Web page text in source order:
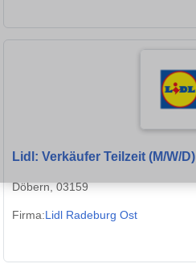
Lidl: Verkäufer Teilzeit (M/W/D)
Döbern, 03159
Firma:Lidl Radeburg Ost